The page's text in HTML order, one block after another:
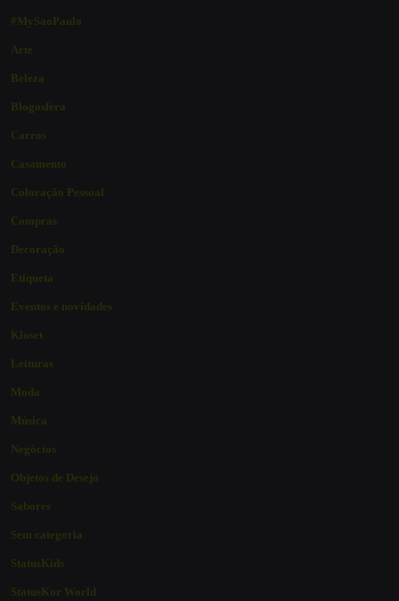
#MySaoPaulo
Arte
Beleza
Blogosfera
Carros
Casamento
Coloração Pessoal
Compras
Decoração
Etiqueta
Eventos e novidades
Kloset
Leituras
Moda
Música
Negócios
Objetos de Desejo
Sabores
Sem categoria
StatusKids
StatusKor World